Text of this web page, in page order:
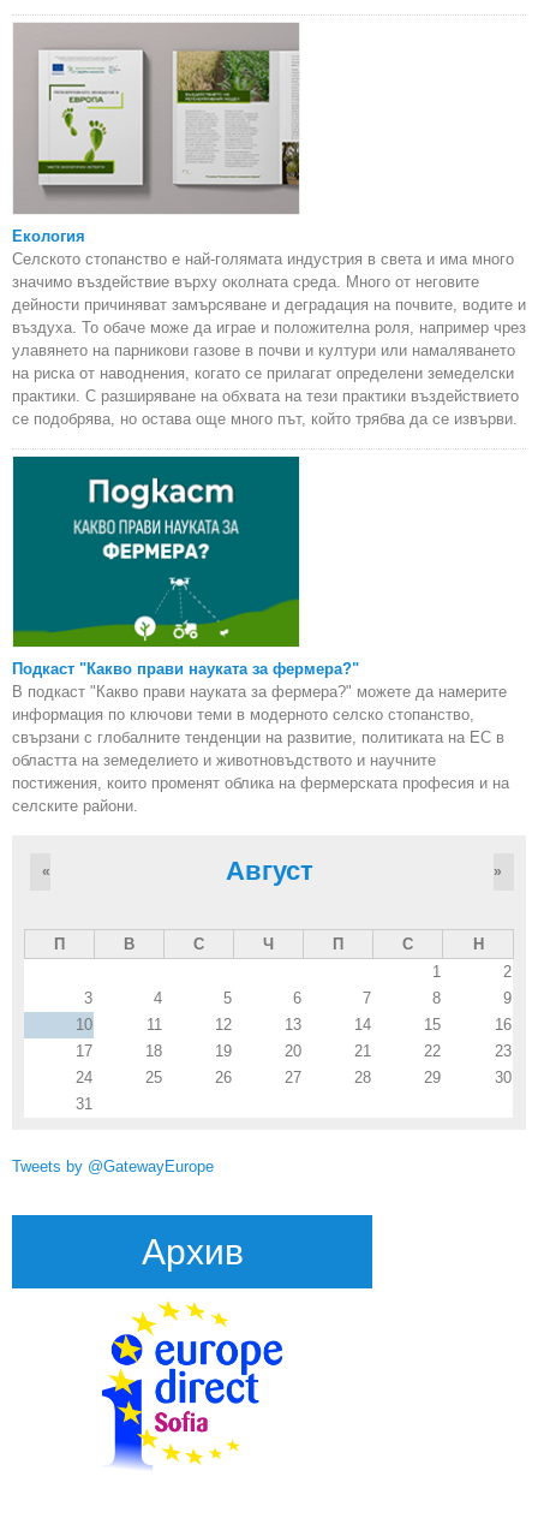
Екология
Селското стопанство е най-голямата индустрия в света и има много
значимо въздействие върху околната среда. Много от неговите
дейности причиняват замърсяване и деградация на почвите, водите и
въздуха. То обаче може да играе и положителна роля, например чрез
улавянето на парникови газове в почви и култури или намаляването
на риска от наводнения, когато се прилагат определени земеделски
практики. С разширяване на обхвата на тези практики въздействието
се подобрява, но остава още много път, който трябва да се извърви.
Подкаст "Какво прави науката за фермера?"
В подкаст "Какво прави науката за фермера?" можете да намерите
информация по ключови теми в модерното селско стопанство,
свързани с глобалните тенденции на развитие, политиката на ЕС в
областта на земеделието и животновъдството и научните
постижения, които променят облика на фермерската професия и на
селските райони.
Август
« »
П В С Ч П С
Н
1
2
3
4 5 6 7 8
9
10
11 12 13 14 15
16
17
18 19 20 21 22
23
24
25 26 27 28 29
30
31
Tweets by @GatewayEurope
Архив